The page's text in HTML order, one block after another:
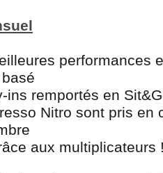
performances
ins remportés en
Nitro sont pris en
aux multiplicateurs